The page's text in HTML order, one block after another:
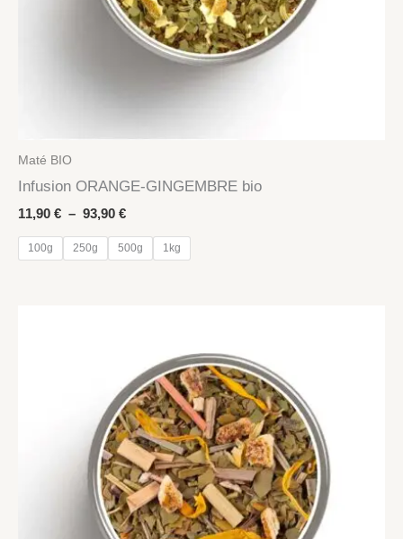
Maté BIO
Infusion ORANGE-GINGEMBRE bio
11,90 € – 93,90 €Plage
prix :
11,90 €
100g 250g 500g 1kg